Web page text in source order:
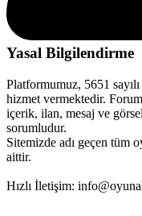
Yasal Bilgilendirme
Platformumuz, 5651
hizmet vermektedir.
içerik, ilan, mesaj ve
sorumludur.
Sitemizde adı geçen tüm
aittir.
Hızlı İletişim: